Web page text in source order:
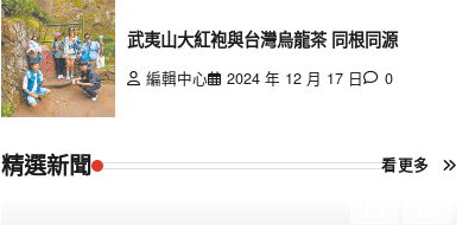
武夷山大紅袍與台灣烏龍茶 同根同源
編輯中心 2024 年 12 月 17 日 0
精選新聞 看更多